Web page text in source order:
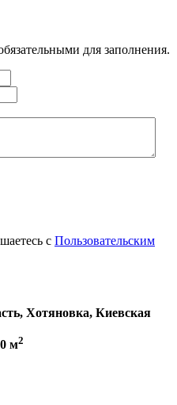
для заполнения.
с Пользовательским
Хотяновка, Киевская
м2